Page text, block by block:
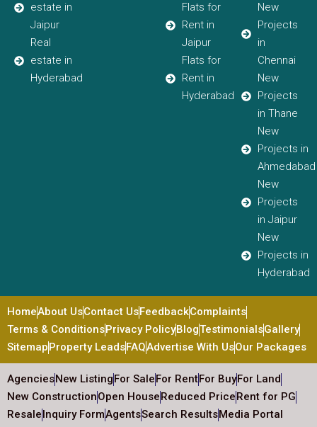
estate in
Jaipur
Real
estate in
Hyderabad
Flats for
Rent in
Jaipur
Flats for
Rent in
Hyderabad
New
Projects
in
Chennai
New
Projects
in Thane
New
Projects in
Ahmedabad
New
Projects
in Jaipur
New
Projects in
Hyderabad
HomeAbout UsContact UsFeedbackComplaints
Terms & ConditionsPrivacy PolicyBlogTestimonialsGallery
Sitemap Property LeadsFAQAdvertise With UsOur Packages
AgenciesNew Listing For Sale For RentFor BuyFor Land
New ConstructionOpen House Reduced Price Rent for PG
Resale Inquiry FormAgentsSearch ResultsMedia Portal